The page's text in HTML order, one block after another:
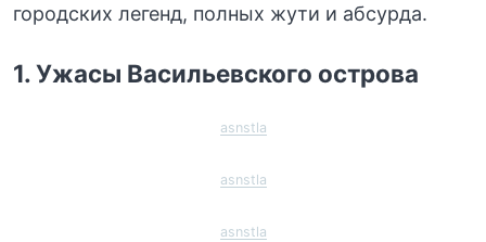
городских легенд, полных жути и абсурда.
1. Ужасы Васильевского острова
asnstla
asnstla
asnstla